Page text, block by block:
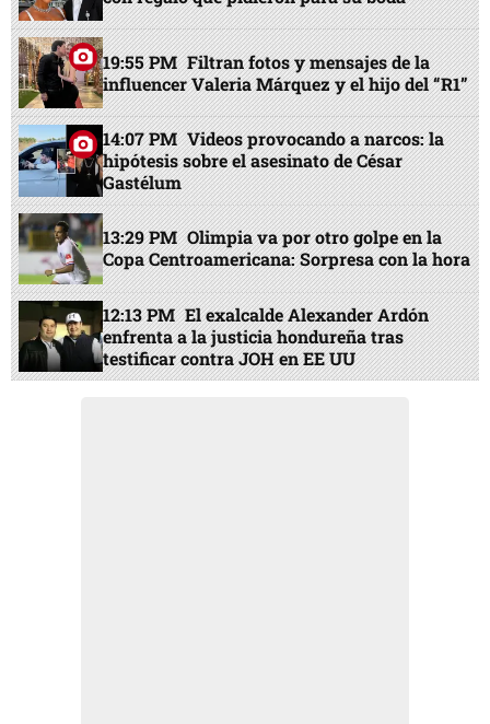
19:55 PM Filtran fotos y mensajes de la
influencer Valeria Márquez y el hijo del “R1”
14:07 PM Videos provocando a narcos: la
hipótesis sobre el asesinato de César
Gastélum
13:29 PM Olimpia va por otro golpe en la
Copa Centroamericana: Sorpresa con la hora
12:13 PM El exalcalde Alexander Ardón
enfrenta a la justicia hondureña tras
testificar contra JOH en EE UU